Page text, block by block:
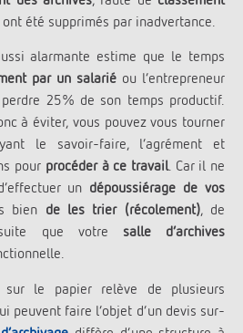
été supprimés par inadvertance.
alarmante estime que le temps
par un salarié ou l’entrepreneur
25% de son temps productif.
à éviter, vous pouvez vous tourner
le savoir-faire, l’agrément et
pour procéder à ce travail. Car il ne
un dépoussiérage de vos
bien de les trier (récolement), de
que votre salle d’archives
le papier relève de plusieurs
peuvent faire l’objet d’un devis sur-